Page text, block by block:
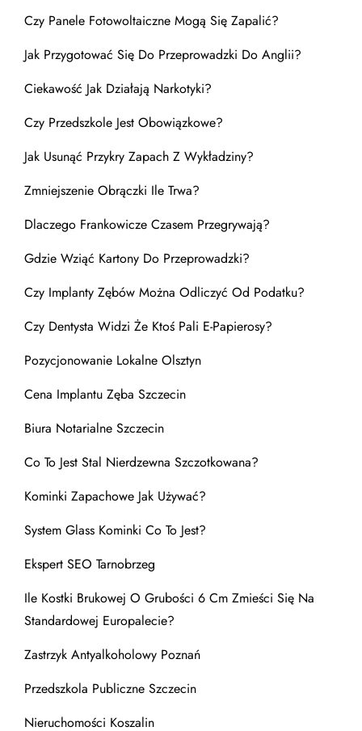
Czy Panele Fotowoltaiczne Mogą Się Zapalić?
Jak Przygotować Się Do Przeprowadzki Do Anglii?
Ciekawość Jak Działają Narkotyki?
Czy Przedszkole Jest Obowiązkowe?
Jak Usunąć Przykry Zapach Z Wykładziny?
Zmniejszenie Obrączki Ile Trwa?
Dlaczego Frankowicze Czasem Przegrywają?
Gdzie Wziąć Kartony Do Przeprowadzki?
Czy Implanty Zębów Można Odliczyć Od Podatku?
Czy Dentysta Widzi Że Ktoś Pali E-Papierosy?
Pozycjonowanie Lokalne Olsztyn
Cena Implantu Zęba Szczecin
Biura Notarialne Szczecin
Co To Jest Stal Nierdzewna Szczotkowana?
Kominki Zapachowe Jak Używać?
System Glass Kominki Co To Jest?
Ekspert SEO Tarnobrzeg
Ile Kostki Brukowej O Grubości 6 Cm Zmieści Się Na
Standardowej Europalecie?
Zastrzyk Antyalkoholowy Poznań
Przedszkola Publiczne Szczecin
Nieruchomości Koszalin